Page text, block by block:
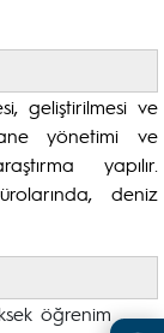
geliştirilmesi ve
yönetimi ve
yapılır.
deniz
öğrenim